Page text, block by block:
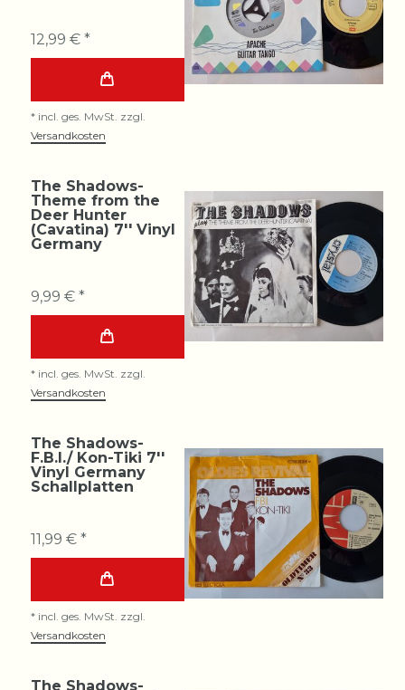
12,99 € *
* incl. ges. MwSt. zzgl.
Versandkosten
The Shadows-
Theme from the
Deer Hunter
(Cavatina) 7'' Vinyl
Germany
9,99 € *
* incl. ges. MwSt. zzgl.
Versandkosten
The Shadows-
F.B.I./ Kon-Tiki 7''
Vinyl Germany
Schallplatten
11,99 € *
* incl. ges. MwSt. zzgl.
Versandkosten
The Shadows-